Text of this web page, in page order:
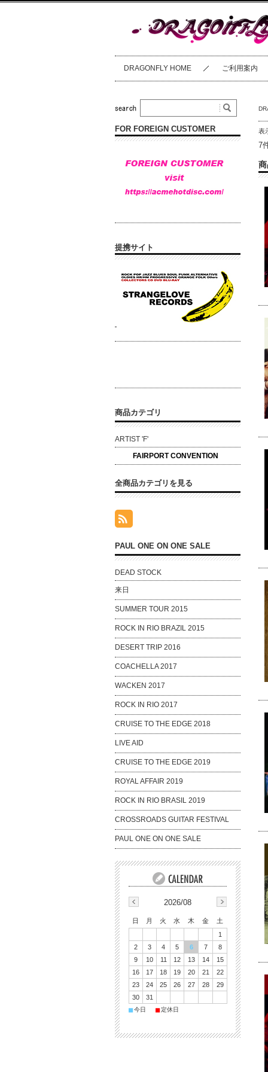
DRAGONFLY HOME ご利用案内
表
7
FOR FOREIGN CUSTOMER
提携サイト
商品カテゴリ
ARTIST 'F'
FAIRPORT CONVENTION
全商品カテゴリを見る
PAUL ONE ON ONE SALE
DEAD STOCK
来日
SUMMER TOUR 2015
ROCK IN RIO BRAZIL 2015
DESERT TRIP 2016
COACHELLA 2017
WACKEN 2017
ROCK IN RIO 2017
CRUISE TO THE EDGE 2018
LIVE AID
CRUISE TO THE EDGE 2019
ROYAL AFFAIR 2019
ROCK IN RIO BRASIL 2019
CROSSROADS GUITAR FESTIVAL
PAUL ONE ON ONE SALE
2026/08
日 月 火 水 木 金
土
1
2
3 4 5 6 7
8
9
10 11 12 13 14
15
16
17 18 19 20 21
22
23
24 25 26 27 28
29
30
31
■今日 ■定休日